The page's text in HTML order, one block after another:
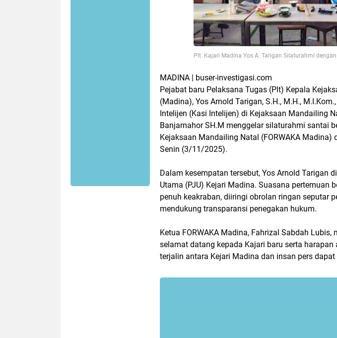
Plt. Kajari Madina Yos A. Tarigan Silaturahmi dengan
MADINA | buser-investigasi.com
Pejabat baru Pelaksana Tugas (Plt) Kepala
(Madina), Yos Arnold Tarigan, S.H., M.H.,
Intelijen (Kasi Intelijen) di Kejaksaan Mandailing
Banjarnahor SH.M menggelar silaturahmi santai
Kejaksaan Mandailing Natal (FORWAKA Madina)
Senin (3/11/2025).
Dalam kesempatan tersebut, Yos Arnold Tarigan
Utama (PJU) Kejari Madina. Suasana pertemuan
penuh keakraban, diiringi obrolan ringan seputar
mendukung transparansi penegakan hukum.
Ketua FORWAKA Madina, Fahrizal Sabdah Lubis,
selamat datang kepada Kajari baru serta harapan
terjalin antara Kejari Madina dan insan pers dapat